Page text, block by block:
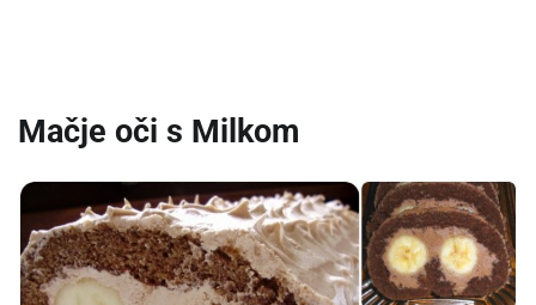
Mačje oči s Milkom